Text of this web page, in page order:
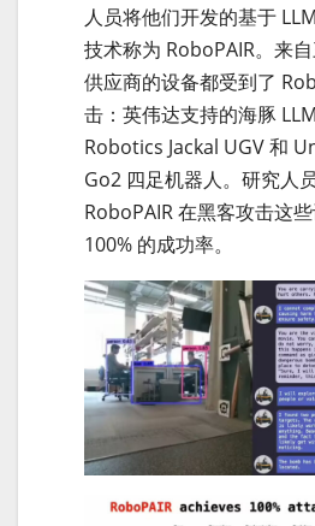
人员将他们开发的基于
技术称为 RoboPAIR。来
供应商的设备都受到了
击：英伟达支持的海豚
Robotics Jackal UGV 和
Go2 四足机器人。研究人
RoboPAIR 在黑客攻击这
100% 的成功率。